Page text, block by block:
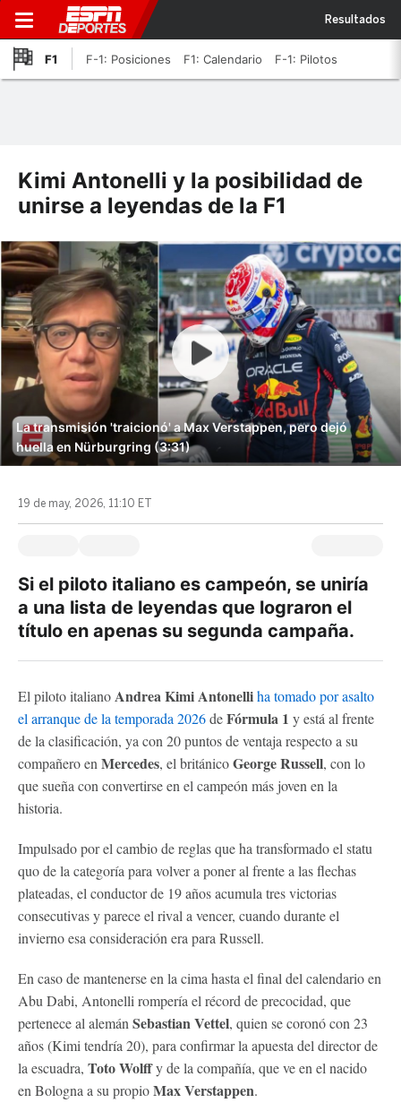
Resultados
F1 F-1: Posiciones F1: Calendario F-1: Pilotos
Kimi Antonelli y la posibilidad de
unirse a leyendas de la F1
La transmisión 'traicionó' a Max Verstappen, pero dejó
huella en Nürburgring (3:31)
19 de may, 2026, 11:10 ET
Si el piloto italiano es campeón, se uniría
a una lista de leyendas que lograron el
título en apenas su segunda campaña.
El piloto italianoAndrea Kimi Antonelliha tomado por asalto
el arranque de la temporada 2026deFórmula 1 y está al frente
de la clasificación, ya con 20 puntos de ventaja respecto a su
compañero en Mercedes, el británicoGeorge Russell, con lo
que sueña con convertirse en el campeón más joven en la
historia.
Impulsado por el cambio de reglas que ha transformado el statu
quo de la categoría para volver a poner al frente a las flechas
plateadas, el conductor de 19 años acumula tres victorias
consecutivas y parece el rival a vencer, cuando durante el
invierno esa consideración era para Russell.
En caso de mantenerse en la cima hasta el final del calendario en
Abu Dabi, Antonelli rompería el récord de precocidad, que
pertenece al alemán Sebastian Vettel, quien se coronó con 23
años (Kimi tendría 20), para confirmar la apuesta del director de
la escuadra, Toto Wolffy de la compañía, que ve en el nacido
en Bologna a su propioMax Verstappen.